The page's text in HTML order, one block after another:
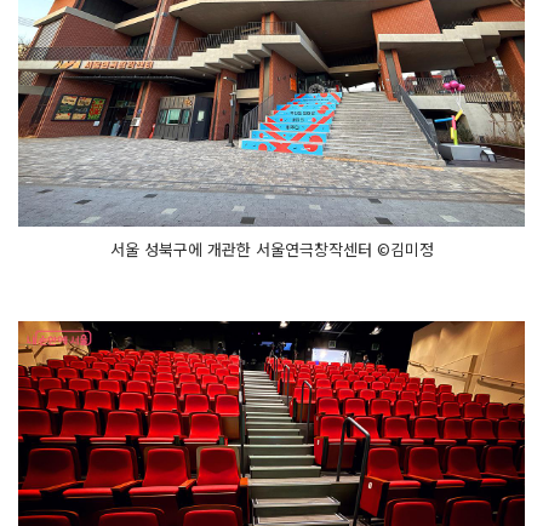
지 서
울 쇼
룸
연
극 자
료
를 열
람
할 수 있
는
연
극
인
단
을 따
라 올
라
가
면
펼
쳐
지
는 다
양
한 공
서울 성북구에 개관한 서울연극창작센터 ©김미정